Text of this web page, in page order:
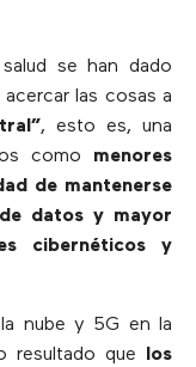
se han dado
las cosas a
, esto es, una
como menores
de mantenerse
datos y mayor
cibernéticos y
nube y 5G en la
resultado que
los